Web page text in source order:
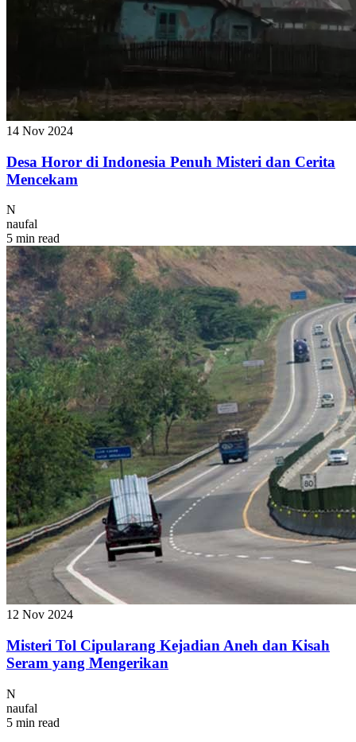
14 Nov 2024
Desa Horor di Indonesia Penuh Misteri dan Cerita
Mencekam
N
naufal
5 min read
12 Nov 2024
Misteri Tol Cipularang Kejadian Aneh dan Kisah
Seram yang Mengerikan
N
naufal
5 min read